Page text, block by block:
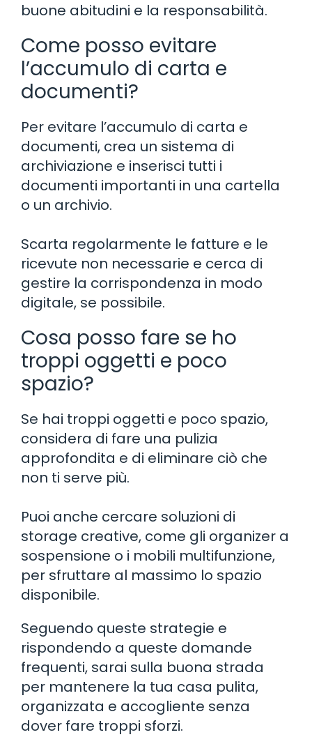
buone abitudini e la responsabilità.
Come posso evitare
l’accumulo di carta e
documenti?
Per evitare l’accumulo di carta e
documenti, crea un sistema di
archiviazione e inserisci tutti i
documenti importanti in una cartella
o un archivio.
Scarta regolarmente le fatture e le
ricevute non necessarie e cerca di
gestire la corrispondenza in modo
digitale, se possibile.
Cosa posso fare se ho
troppi oggetti e poco
spazio?
Se hai troppi oggetti e poco spazio,
considera di fare una pulizia
approfondita e di eliminare ciò che
non ti serve più.
Puoi anche cercare soluzioni di
storage creative, come gli organizer a
sospensione o i mobili multifunzione,
per sfruttare al massimo lo spazio
disponibile.
Seguendo queste strategie e
rispondendo a queste domande
frequenti, sarai sulla buona strada
per mantenere la tua casa pulita,
organizzata e accogliente senza
dover fare troppi sforzi.